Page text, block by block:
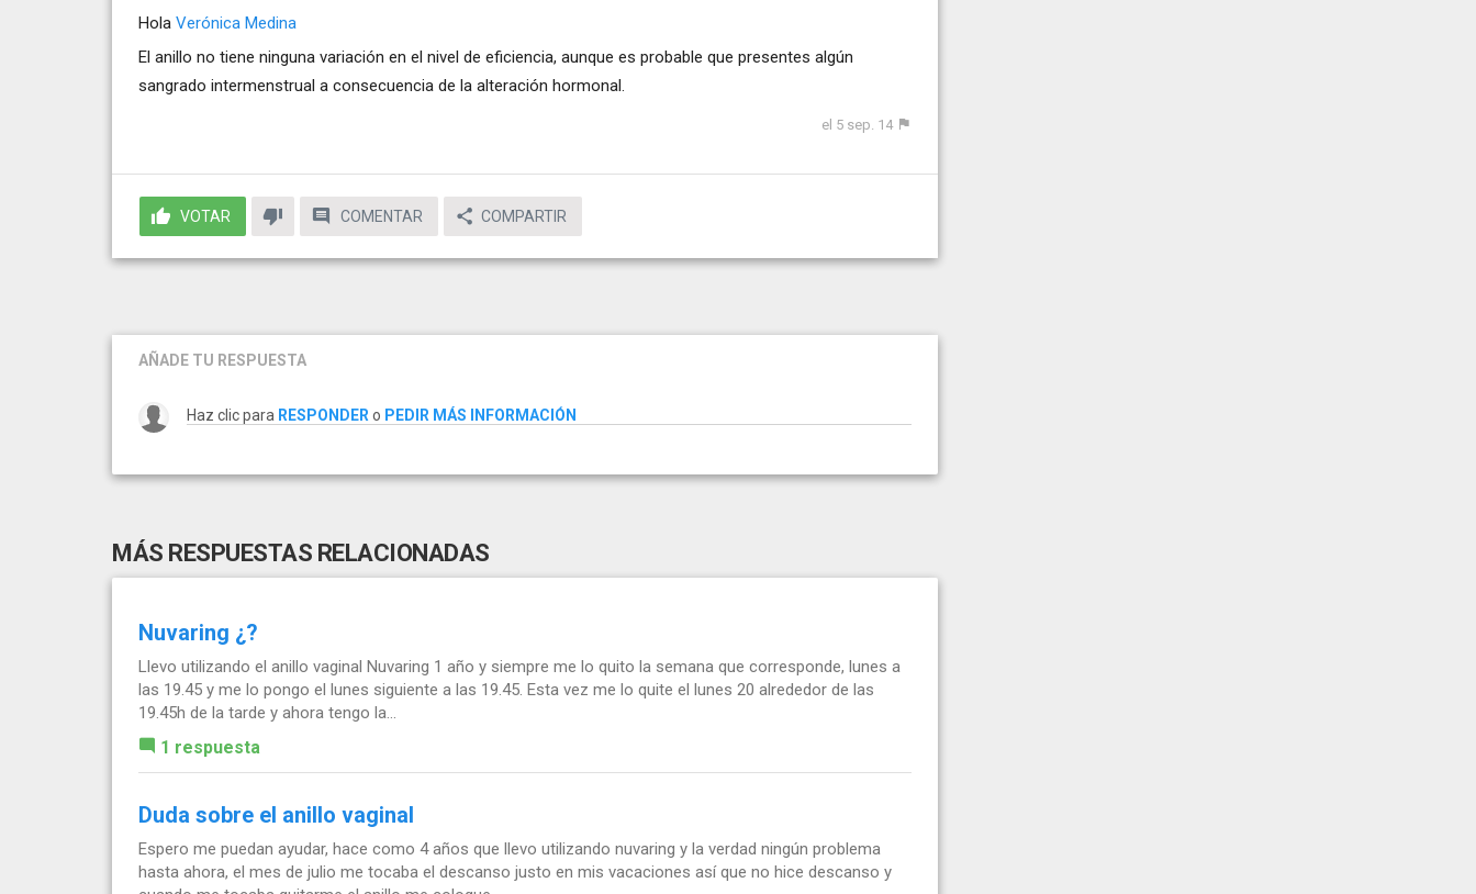
Hola Verónica Medina
El anillo no tiene ninguna variación en el nivel de eficiencia, aunque es probable que presentes algún
sangrado intermenstrual a consecuencia de la alteración hormonal.
el 5 sep. 14
VOTAR COMENTAR COMPARTIR
AÑADE TU RESPUESTA
Haz clic para RESPONDERo PEDIR MÁS INFORMACIÓN
MÁS RESPUESTAS RELACIONADAS
Nuvaring ¿?
Llevo utilizando el anillo vaginal Nuvaring 1 año y siempre me lo quito la semana que corresponde, lunes a
las 19.45 y me lo pongo el lunes siguiente a las 19.45. Esta vez me lo quite el lunes 20 alrededor de las
19.45h de la tarde y ahora tengo la...
1 respuesta
Duda sobre el anillo vaginal
Espero me puedan ayudar, hace como 4 años que llevo utilizando nuvaring y la verdad ningún problema
hasta ahora, el mes de julio me tocaba el descanso justo en mis vacaciones así que no hice descanso y